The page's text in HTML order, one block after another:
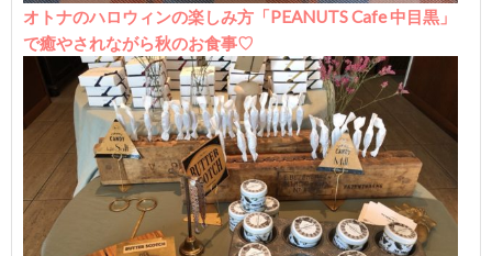
オトナのハロウィンの楽しみ方「PEANUTS Cafe 中目黒」
で癒やされながら秋のお食事♡